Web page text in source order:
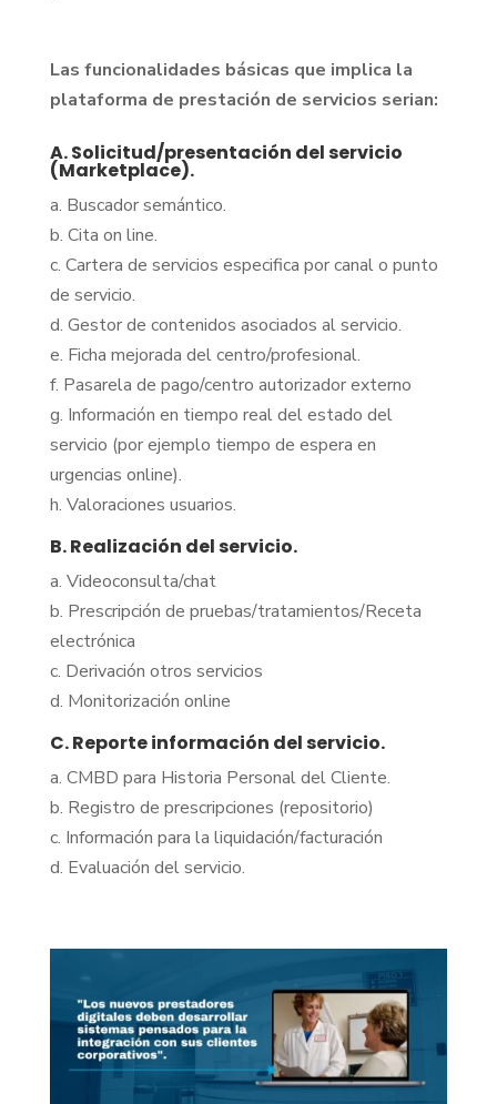
Las funcionalidades básicas que implica la
plataforma de prestación de servicios serian:
A. Solicitud/presentación del servicio
(Marketplace).
a. Buscador semántico.
b. Cita on line.
c. Cartera de servicios especifica por canal o punto
de servicio.
d. Gestor de contenidos asociados al servicio.
e. Ficha mejorada del centro/profesional.
f. Pasarela de pago/centro autorizador externo
g. Información en tiempo real del estado del
servicio (por ejemplo tiempo de espera en
urgencias online).
h. Valoraciones usuarios.
B. Realización del servicio.
a. Videoconsulta/chat
b. Prescripción de pruebas/tratamientos/Receta
electrónica
c. Derivación otros servicios
d. Monitorización online
C. Reporte información del servicio.
a. CMBD para Historia Personal del Cliente.
b. Registro de prescripciones (repositorio)
c. Información para la liquidación/facturación
d. Evaluación del servicio.